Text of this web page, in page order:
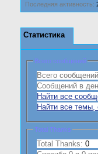
Последняя активность:
Статистика
Всего сообщений
Всего
Сообщений в
Найти все
Найти все темы,
Total Thanks
Total Thanks: 0